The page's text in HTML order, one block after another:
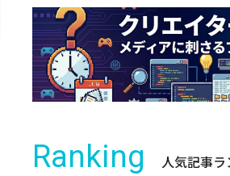
Ranking 人気記事